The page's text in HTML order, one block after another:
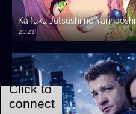
Kaifuku Jutsushi no Yarinaoshi
2021